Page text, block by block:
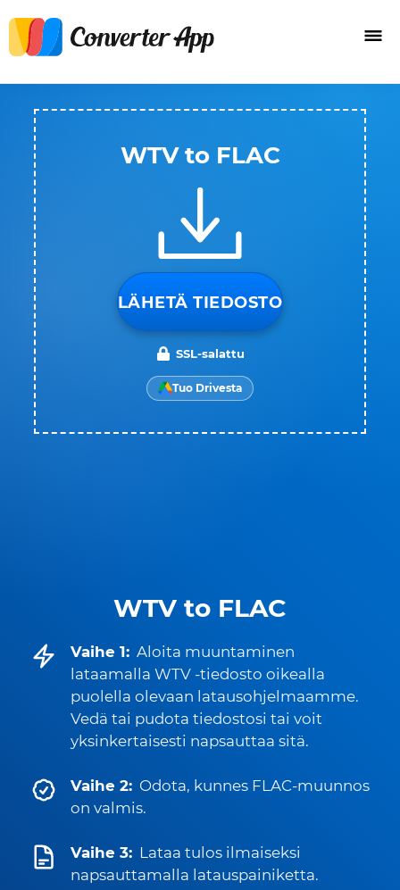
WTV to FLAC
Vaihe 1: Aloita muuntaminen
lataamalla WTV -tiedosto oikealla
puolella olevaan latausohjelmaamme.
Vedä tai pudota tiedostosi tai voit
yksinkertaisesti napsauttaa sitä.
Vaihe 2: Odota, kunnes FLAC-muunnos
on valmis.
Vaihe 3: Lataa tulos ilmaiseksi
napsauttamalla latauspainiketta.
WTV to FLAC
LÄHETÄ TIEDOSTO
SSL-salattu
Tuo Drivesta